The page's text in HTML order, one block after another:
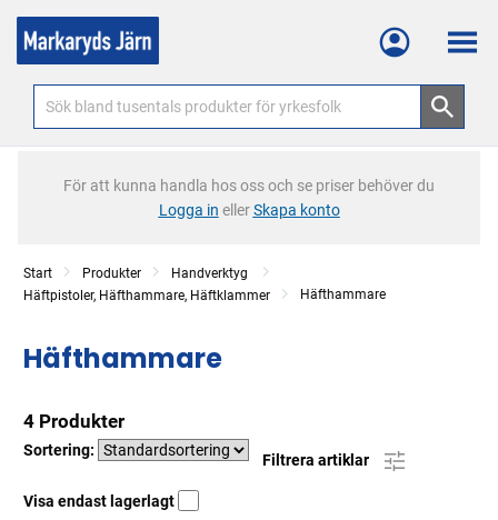
Meny
För att kunna handla hos oss och se priser behöver du
Logga in ellerSkapa konto
Start Produkter
Handverktyg
Häftpistoler, Häfthammare, Häftklammer
Häfthammare
Häfthammare
4 Produkter
Sortering:
Filtrera artiklar
Visa endast lagerlagt